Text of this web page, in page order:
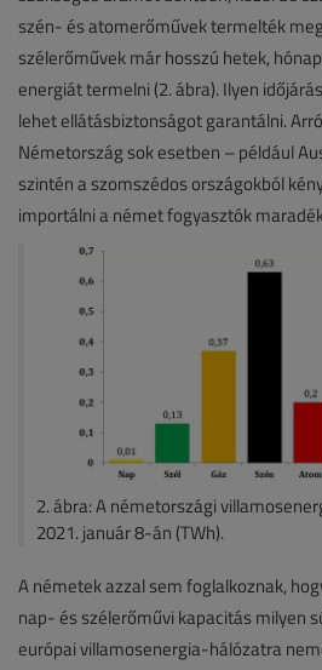
szén- és atomerőművek termelték
szélerőművek már hosszú hetek,
energiát termelni (2. ábra). Ilyen
lehet ellátásbiztonságot garantálni.
Németország sok esetben – például
szintén a szomszédos országokból
importálni a német fogyasztók
2. ábra: A németországi
2021. január 8-án (TWh).
A németek azzal sem foglalkoznak,
nap- és szélerőművi kapacitás milyen
európai villamosenergia-hálózatra